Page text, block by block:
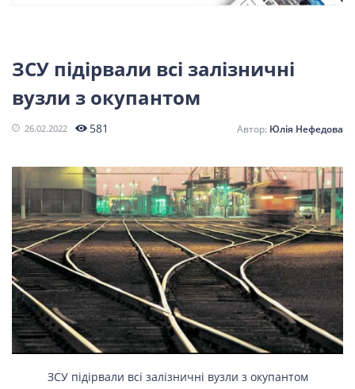
LIFESTYLE
ЗСУ підірвали всі залізничні
вузли з окупантом
26.02.2022 581 Юлія Нефедова
ЗСУ підірвали всі залізничні вузли з окупантом